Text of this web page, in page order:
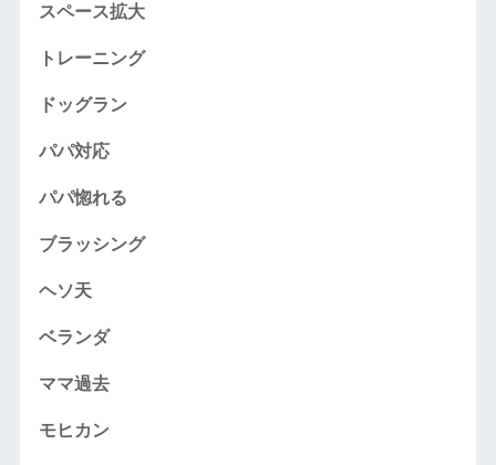
スペース拡大
トレーニング
ドッグラン
パパ対応
パパ惚れる
ブラッシング
ヘソ天
ベランダ
ママ過去
モヒカン